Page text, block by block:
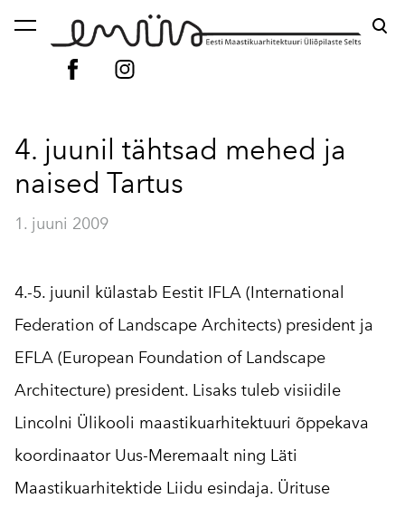
lisati ostukorvi. Vaata ostukorvi
4. juunil tähtsad mehed ja
naised Tartus
1. juuni 2009
4.-5. juunil külastab Eestit IFLA (International
Federation of Landscape Architects) president ja
EFLA (European Foundation of Landscape
Architecture) president. Lisaks tuleb visiidile
Lincolni Ülikooli maastikuarhitektuuri õppekava
koordinaator Uus-Meremaalt ning Läti
Maastikuarhitektide Liidu esindaja. Ürituse